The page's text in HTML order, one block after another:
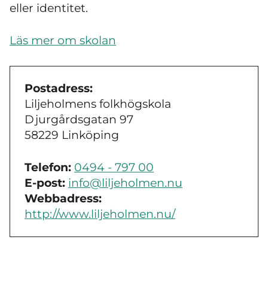
eller identitet.
Läs mer om skolan
Postadress:
Liljeholmens folkhögskola
Djurgårdsgatan 97
58229 Linköping
Telefon: 0494 - 797 00
E-post: info@liljeholmen.nu
Webbadress:
http://www.liljeholmen.nu/